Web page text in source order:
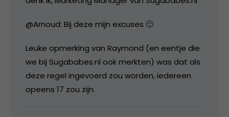
@Arnoud: Bij deze mijn excuses 🙂
Leuke opmerking van Raymond (en eentje die
we bij Sugababes.nl ook merkten) was dat als
deze regel ingevoerd zou worden, iedereen
opeens 17 zou zijn.